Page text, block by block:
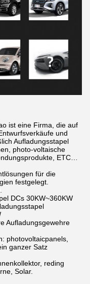
ist eine Firma, die auf
und
Aufladungsstapel
photo-voltaische
ETC…
für die
festgelegt.
DCs 30KW~360KW
Aufladungsgewehre
photovoltaicpanels,
ganzer Satz
reding
Solar.